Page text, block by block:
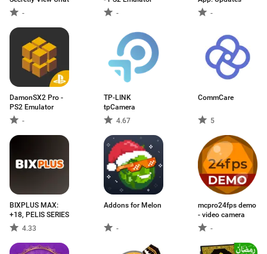
-
-
-
DamonSX2 Pro -
PS2 Emulator
-
TP-LINK
tpCamera
4.67
CommCare
5
BIXPLUS MAX:
+18, PELIS SERIES
4.33
Addons for Melon
-
mcpro24fps demo
- video camera
-